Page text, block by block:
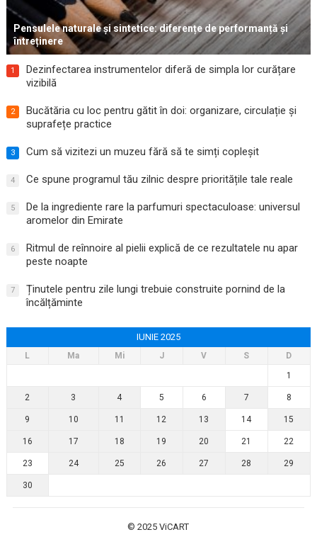
Pensulele naturale și sintetice: diferențe de performanță și
întreținere
1
Dezinfectarea instrumentelor diferă de simpla lor curățare
vizibilă
2
Bucătăria cu loc pentru gătit în doi: organizare, circulație și
suprafețe practice
3 Cum să vizitezi un muzeu fără să te simți copleșit
4 Ce spune programul tău zilnic despre prioritățile tale reale
5
De la ingrediente rare la parfumuri spectaculoase: universul
aromelor din Emirate
6
Ritmul de reînnoire al pielii explică de ce rezultatele nu apar
peste noapte
7
Ținutele pentru zile lungi trebuie construite pornind de la
încălțăminte
IUNIE 2025
L Ma Mi J V S
D
1
2 3 4 5 6 7 8
9 10 11 12 13 14 15
16 17 18 19 20 21 22
23 24 25 26 27 28 29
30
© 2025ViCART